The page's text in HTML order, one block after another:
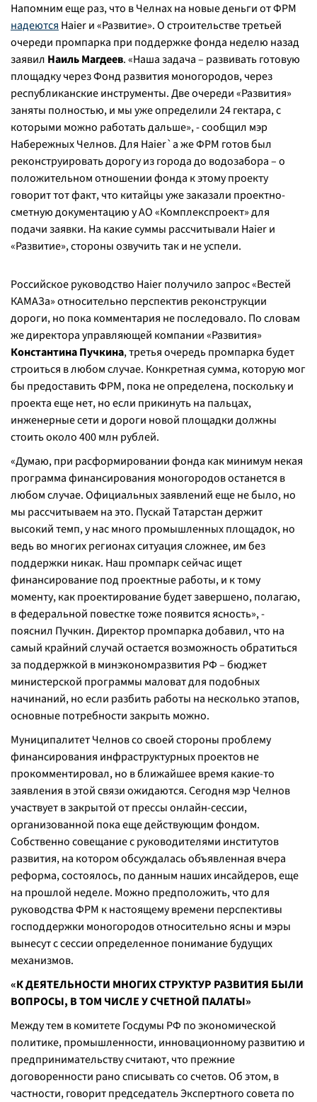
Напомним еще раз, что в Челнах на новые деньги от ФРМ
надеются Haier и «Развитие». О строительстве третьей
очереди промпарка при поддержке фонда неделю назад
заявил Наиль Магдеев. «Наша задача – развивать готовую
площадку через Фонд развития моногородов, через
республиканские инструменты. Две очереди «Развития»
заняты полностью, и мы уже определили 24 гектара, с
которыми можно работать дальше», - сообщил мэр
Набережных Челнов. Для Haier`а же ФРМ готов был
реконструировать дорогу из города до водозабора – о
положительном отношении фонда к этому проекту
говорит тот факт, что китайцы уже заказали проектно-
сметную документацию у АО «Комплекспроект» для
подачи заявки. На какие суммы рассчитывали Haier и
«Развитие», стороны озвучить так и не успели.
Российское руководство Haier получило запрос «Вестей
КАМАЗа» относительно перспектив реконструкции
дороги, но пока комментария не последовало. По словам
же директора управляющей компании «Развития»
Константина Пучкина, третья очередь промпарка будет
строиться в любом случае. Конкретная сумма, которую мог
бы предоставить ФРМ, пока не определена, поскольку и
проекта еще нет, но если прикинуть на пальцах,
инженерные сети и дороги новой площадки должны
стоить около 400 млн рублей.
«Думаю, при расформировании фонда как минимум некая
программа финансирования моногородов останется в
любом случае. Официальных заявлений еще не было, но
мы рассчитываем на это. Пускай Татарстан держит
высокий темп, у нас много промышленных площадок, но
ведь во многих регионах ситуация сложнее, им без
поддержки никак. Наш промпарк сейчас ищет
финансирование под проектные работы, и к тому
моменту, как проектирование будет завершено, полагаю,
в федеральной повестке тоже появится ясность», -
пояснил Пучкин. Директор промпарка добавил, что на
самый крайний случай остается возможность обратиться
за поддержкой в минэкономразвития РФ – бюджет
министерской программы маловат для подобных
начинаний, но если разбить работы на несколько этапов,
основные потребности закрыть можно.
Муниципалитет Челнов со своей стороны проблему
финансирования инфраструктурных проектов не
прокомментировал, но в ближайшее время какие-то
заявления в этой связи ожидаются. Сегодня мэр Челнов
участвует в закрытой от прессы онлайн-сессии,
организованной пока еще действующим фондом.
Собственно совещание с руководителями институтов
развития, на котором обсуждалась объявленная вчера
реформа, состоялось, по данным наших инсайдеров, еще
на прошлой неделе. Можно предположить, что для
руководства ФРМ к настоящему времени перспективы
господдержки моногородов относительно ясны и мэры
вынесут с сессии определенное понимание будущих
механизмов.
«К ДЕЯТЕЛЬНОСТИ МНОГИХ СТРУКТУР РАЗВИТИЯ БЫЛИ
ВОПРОСЫ, В ТОМ ЧИСЛЕ У СЧЕТНОЙ ПАЛАТЫ»
Между тем в комитете Госдумы РФ по экономической
политике, промышленности, инновационному развитию и
предпринимательству считают, что прежние
договоренности рано списывать со счетов. Об этом, в
частности, говорит председатель Экспертного совета по